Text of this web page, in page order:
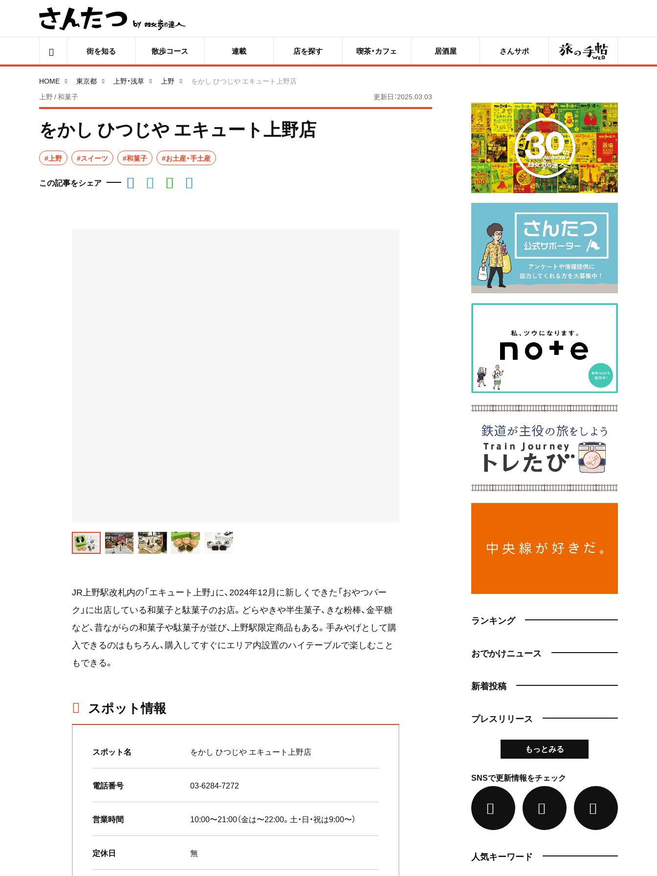
街を知る 散歩コース 連載 店を探す 喫茶・カフェ 居酒屋 さんサポ 旅の手帖
HOME 東京都 上野・浅草 上野
をかし ひつじや エキュート上野店
上野 / 和菓子
更新日：2025.03.03
をかし ひつじや エキュート上野店
#上野 #スイーツ #和菓子 #お土産・手土産
この記事をシェア
JR上野駅改札内の「エキュート上野」に、2024年12月に新しくできた「おやつパー
ク」に出店している和菓子と駄菓子のお店。どらやきや半生菓子、きな粉棒、金平糖
など、昔ながらの和菓子や駄菓子が並び、上野駅限定商品もある。手みやげとして購
入できるのはもちろん、購入してすぐにエリア内設置のハイテーブルで楽しむこと
もできる。
スポット情報
スポット名 をかし ひつじや エキュート上野店
電話番号 03-6284-7272
営業時間 10:00〜21:00（金は〜22:00。土・日・祝は9:00〜）
定休日 無
ランキング
おでかけニュース
新着投稿
プレスリリース
もっとみる
SNSで更新情報をチェック
人気キーワード